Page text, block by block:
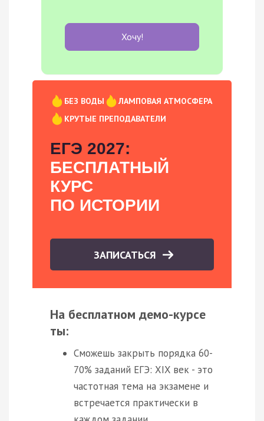
Хочу!
БЕЗ ВОДЫ
ЛАМПОВАЯ АТМОСФЕРА
КРУТЫЕ ПРЕПОДАВАТЕЛИ
ЕГЭ 2027:
БЕСПЛАТНЫЙ
КУРС
ПО ИСТОРИИ
ЗАПИСАТЬСЯ
На бесплатном демо-курсе
ты:
Сможешь закрыть порядка 60-
70% заданий ЕГЭ: XIX век - это
частотная тема на экзамене и
встречается практически в